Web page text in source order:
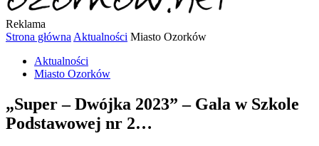
Reklama
Strona główna Aktualności Miasto Ozorków
Aktualności
Miasto Ozorków
„Super – Dwójka 2023” – Gala w Szkole
Podstawowej nr 2…